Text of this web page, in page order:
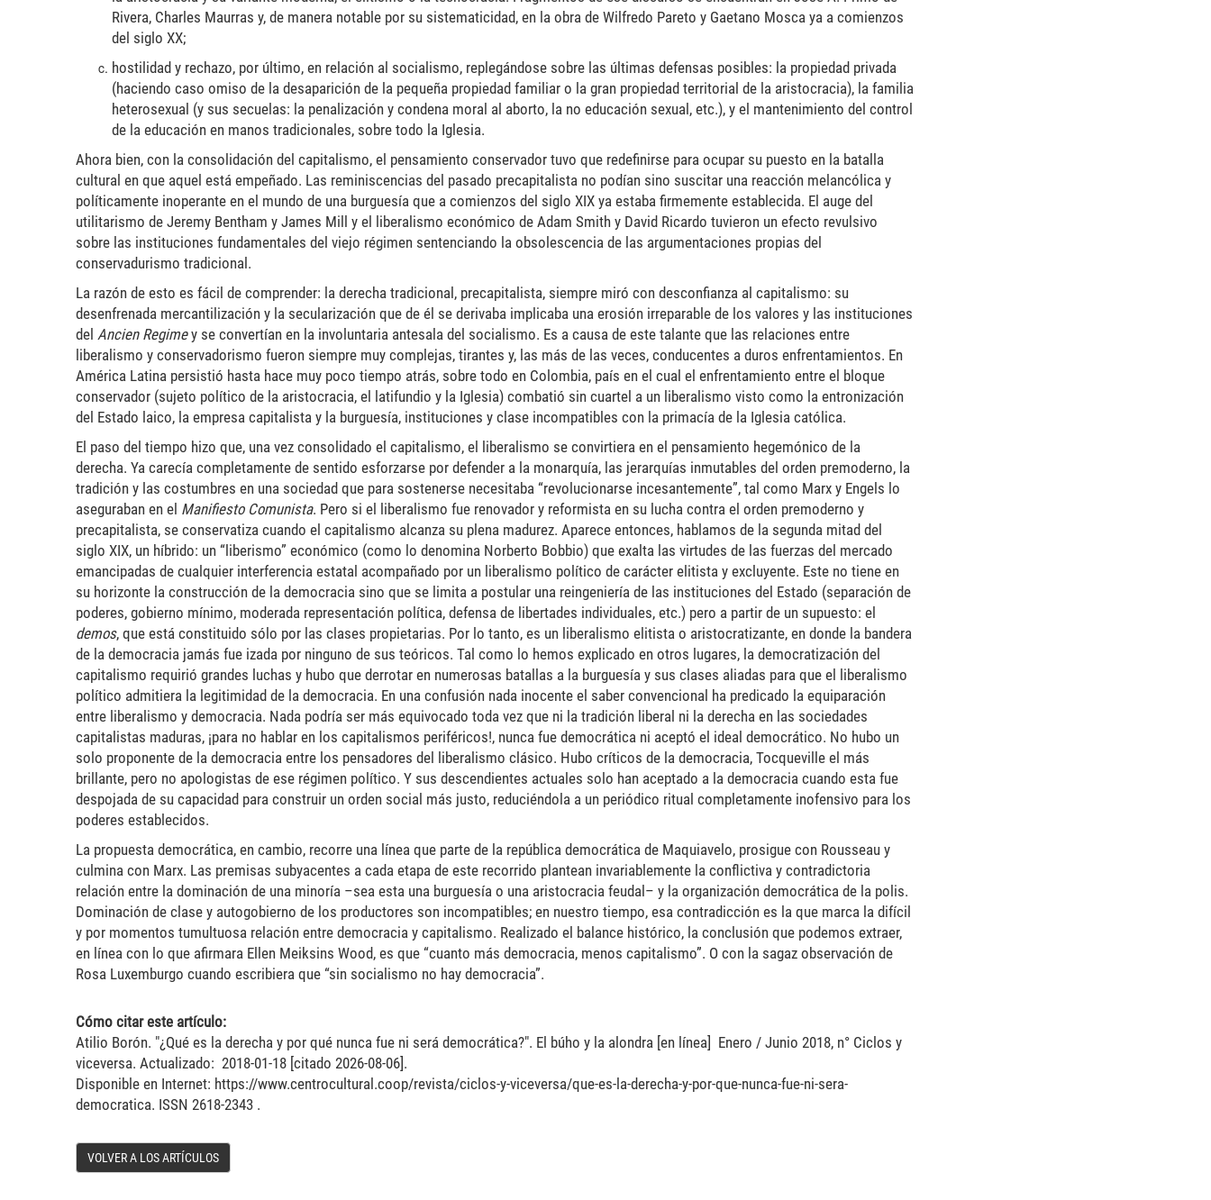
Rivera, Charles Maurras y, de manera notable por su sistematicidad, en la obra de Wilfredo Pareto y Gaetano Mosca ya a comienzos
del siglo XX;
hostilidad y rechazo, por último, en relación al socialismo, replegándose sobre las últimas defensas posibles: la propiedad privada
(haciendo caso omiso de la desaparición de la pequeña propiedad familiar o la gran propiedad territorial de la aristocracia), la familia
heterosexual (y sus secuelas: la penalización y condena moral al aborto, la no educación sexual, etc.), y el mantenimiento del control
de la educación en manos tradicionales, sobre todo la Iglesia.
Ahora bien, con la consolidación del capitalismo, el pensamiento conservador tuvo que redefinirse para ocupar su puesto en la batalla
cultural en que aquel está empeñado. Las reminiscencias del pasado precapitalista no podían sino suscitar una reacción melancólica y
políticamente inoperante en el mundo de una burguesía que a comienzos del siglo XIX ya estaba firmemente establecida. El auge del
utilitarismo de Jeremy Bentham y James Mill y el liberalismo económico de Adam Smith y David Ricardo tuvieron un efecto revulsivo
sobre las instituciones fundamentales del viejo régimen sentenciando la obsolescencia de las argumentaciones propias del
conservadurismo tradicional.
La razón de esto es fácil de comprender: la derecha tradicional, precapitalista, siempre miró con desconfianza al capitalismo: su
desenfrenada mercantilización y la secularización que de él se derivaba implicaba una erosión irreparable de los valores y las instituciones
del Ancien Regimey se convertían en la involuntaria antesala del socialismo. Es a causa de este talante que las relaciones entre
liberalismo y conservadorismo fueron siempre muy complejas, tirantes y, las más de las veces, conducentes a duros enfrentamientos. En
América Latina persistió hasta hace muy poco tiempo atrás, sobre todo en Colombia, país en el cual el enfrentamiento entre el bloque
conservador (sujeto político de la aristocracia, el latifundio y la Iglesia) combatió sin cuartel a un liberalismo visto como la entronización
del Estado laico, la empresa capitalista y la burguesía, instituciones y clase incompatibles con la primacía de la Iglesia católica.
El paso del tiempo hizo que, una vez consolidado el capitalismo, el liberalismo se convirtiera en el pensamiento hegemónico de la
derecha. Ya carecía completamente de sentido esforzarse por defender a la monarquía, las jerarquías inmutables del orden premoderno, la
tradición y las costumbres en una sociedad que para sostenerse necesitaba “revolucionarse incesantemente”, tal como Marx y Engels lo
aseguraban en el Manifiesto Comunista. Pero si el liberalismo fue renovador y reformista en su lucha contra el orden premoderno y
precapitalista, se conservatiza cuando el capitalismo alcanza su plena madurez. Aparece entonces, hablamos de la segunda mitad del
siglo XIX, un híbrido: un “liberismo” económico (como lo denomina Norberto Bobbio) que exalta las virtudes de las fuerzas del mercado
emancipadas de cualquier interferencia estatal acompañado por un liberalismo político de carácter elitista y excluyente. Este no tiene en
su horizonte la construcción de la democracia sino que se limita a postular una reingeniería de las instituciones del Estado (separación de
poderes, gobierno mínimo, moderada representación política, defensa de libertades individuales, etc.) pero a partir de un supuesto: el
demos, que está constituido sólo por las clases propietarias. Por lo tanto, es un liberalismo elitista o aristocratizante, en donde la bandera
de la democracia jamás fue izada por ninguno de sus teóricos. Tal como lo hemos explicado en otros lugares, la democratización del
capitalismo requirió grandes luchas y hubo que derrotar en numerosas batallas a la burguesía y sus clases aliadas para que el liberalismo
político admitiera la legitimidad de la democracia. En una confusión nada inocente el saber convencional ha predicado la equiparación
entre liberalismo y democracia. Nada podría ser más equivocado toda vez que ni la tradición liberal ni la derecha en las sociedades
capitalistas maduras, ¡para no hablar en los capitalismos periféricos!, nunca fue democrática ni aceptó el ideal democrático. No hubo un
solo proponente de la democracia entre los pensadores del liberalismo clásico. Hubo críticos de la democracia, Tocqueville el más
brillante, pero no apologistas de ese régimen político. Y sus descendientes actuales solo han aceptado a la democracia cuando esta fue
despojada de su capacidad para construir un orden social más justo, reduciéndola a un periódico ritual completamente inofensivo para los
poderes establecidos.
La propuesta democrática, en cambio, recorre una línea que parte de la república democrática de Maquiavelo, prosigue con Rousseau y
culmina con Marx. Las premisas subyacentes a cada etapa de este recorrido plantean invariablemente la conflictiva y contradictoria
relación entre la dominación de una minoría –sea esta una burguesía o una aristocracia feudal– y la organización democrática de la polis.
Dominación de clase y autogobierno de los productores son incompatibles; en nuestro tiempo, esa contradicción es la que marca la difícil
y por momentos tumultuosa relación entre democracia y capitalismo. Realizado el balance histórico, la conclusión que podemos extraer,
en línea con lo que afirmara Ellen Meiksins Wood, es que “cuanto más democracia, menos capitalismo”. O con la sagaz observación de
Rosa Luxemburgo cuando escribiera que “sin socialismo no hay democracia”.
Cómo citar este artículo:
Atilio Borón. "¿Qué es la derecha y por qué nunca fue ni será democrática?". El búho y la alondra [en línea] Enero / Junio 2018, n° Ciclos y
viceversa. Actualizado: 2018-01-18 [citado 2026-08-06].
Disponible en Internet: https://www.centrocultural.coop/revista/ciclos-y-viceversa/que-es-la-derecha-y-por-que-nunca-fue-ni-sera-
democratica. ISSN 2618-2343 .
VOLVER A LOS ARTÍCULOS